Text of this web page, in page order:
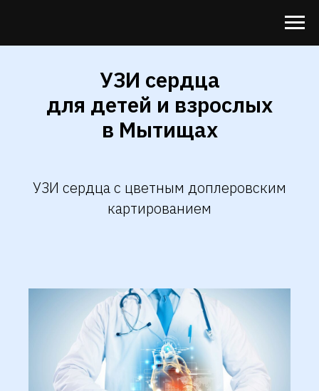
УЗИ сердца
для детей и взрослых
в Мытищах
УЗИ сердца с цветным доплеровским
картированием